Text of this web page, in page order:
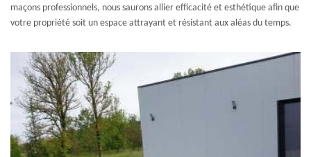
maçons professionnels, nous saurons allier efficacité et esthétique afin que
votre propriété soit un espace attrayant et résistant aux aléas du temps.